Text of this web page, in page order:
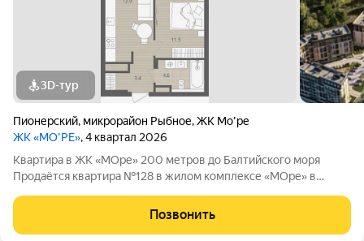
3D-тур
Пионерский, микрорайон Рыбное,ЖК Мо'ре
ЖК «МО’РЕ», 4 квартал 2026
Квартира в ЖК «МОре» 200 метров до Балтийского моря
Продаётся квартира №128 в жилом комплексе «МОре» в
Позвонить